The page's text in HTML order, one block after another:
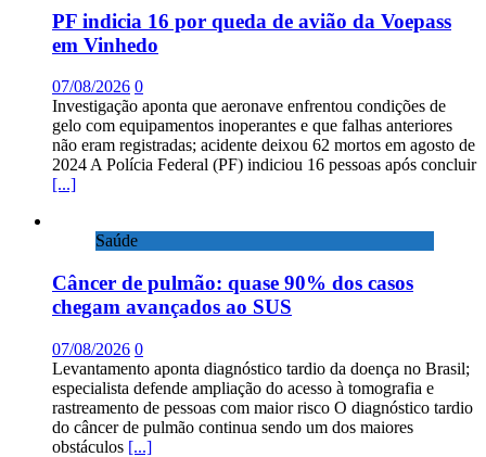
PF indicia 16 por queda de avião da Voepass
em Vinhedo
07/08/2026 0
Investigação aponta que aeronave enfrentou condições de
gelo com equipamentos inoperantes e que falhas anteriores
não eram registradas; acidente deixou 62 mortos em agosto de
2024 A Polícia Federal (PF) indiciou 16 pessoas após concluir
[...]
Saúde
Câncer de pulmão: quase 90% dos casos
chegam avançados ao SUS
07/08/2026 0
Levantamento aponta diagnóstico tardio da doença no Brasil;
especialista defende ampliação do acesso à tomografia e
rastreamento de pessoas com maior risco O diagnóstico tardio
do câncer de pulmão continua sendo um dos maiores
obstáculos [...]